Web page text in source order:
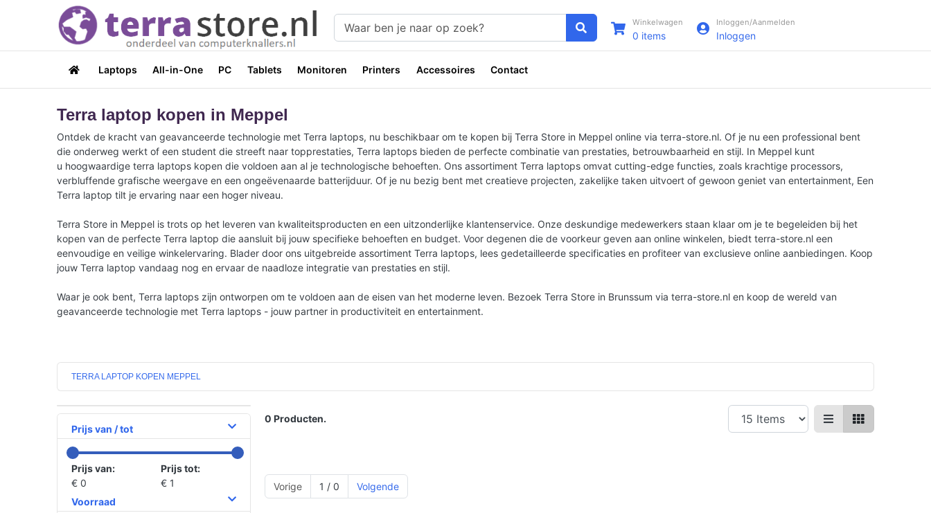
Winkelwagen
0 items
Inloggen/Aanmelden
Inloggen
Laptops All-in-One PC Tablets Monitoren Printers Accessoires Contact
Terra laptop kopen in Meppel
Ontdek de kracht van geavanceerde technologie met Terra laptops, nu beschikbaar om te kopen bij Terra Store in Meppel online via terra-store.nl. Of je nu een professional bent
die onderweg werkt of een student die streeft naar topprestaties, Terra laptops bieden de perfecte combinatie van prestaties, betrouwbaarheid en stijl. In Meppel kunt
u hoogwaardige terra laptops kopen die voldoen aan al je technologische behoeften. Ons assortiment Terra laptops omvat cutting-edge functies, zoals krachtige processors,
verbluffende grafische weergave en een ongeëvenaarde batterijduur. Of je nu bezig bent met creatieve projecten, zakelijke taken uitvoert of gewoon geniet van entertainment, Een
Terra laptop tilt je ervaring naar een hoger niveau.
Terra Store in Meppel is trots op het leveren van kwaliteitsproducten en een uitzonderlijke klantenservice. Onze deskundige medewerkers staan klaar om je te begeleiden bij het
kopen van de perfecte Terra laptop die aansluit bij jouw specifieke behoeften en budget. Voor degenen die de voorkeur geven aan online winkelen, biedt terra-store.nl een
eenvoudige en veilige winkelervaring. Blader door ons uitgebreide assortiment Terra laptops, lees gedetailleerde specificaties en profiteer van exclusieve online aanbiedingen. Koop
jouw Terra laptop vandaag nog en ervaar de naadloze integratie van prestaties en stijl.
Waar je ook bent, Terra laptops zijn ontworpen om te voldoen aan de eisen van het moderne leven. Bezoek Terra Store in Brunssum via terra-store.nl en koop de wereld van
geavanceerde technologie met Terra laptops - jouw partner in productiviteit en entertainment.
TERRA LAPTOP KOPEN MEPPEL
Prijs van / tot
Prijs van:
€ 0
Prijs tot:
€ 1
Voorraad
0 Producten.
Vorige 1 / 0 Volgende